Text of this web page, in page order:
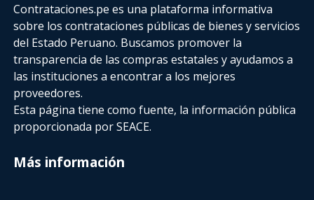
Contrataciones.pe es una plataforma informativa
sobre los contrataciones públicas de bienes y servicios
del Estado Peruano. Buscamos promover la
transparencia de las compras estatalesy ayudamos a
las instituciones a encontrar a los mejores
proveedores.
Esta página tiene como fuente, la información pública
proporcionada por SEACE.
Más información